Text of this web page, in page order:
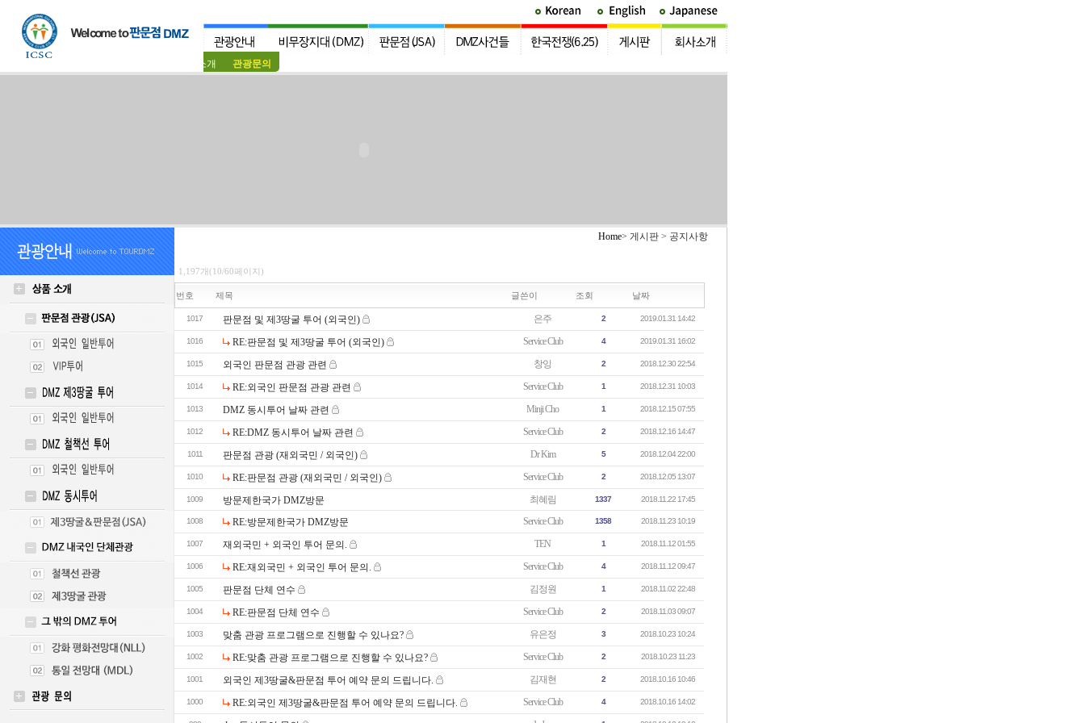
상품소개 관광문의
Home> 게시판 > 공지사항
1,197개(10/60페이지)
번호 제목 글쓴이 조회 날짜
1017 판문점 및 제3땅굴 투어 (외국인) 은주 2 2019.01.31 14:42
1016 RE:판문점 및 제3땅굴 투어 (외국인) Service Club 4 2019.01.31 16:02
1015 외국인 판문점 관광 관련 창잉 2 2018.12.30 22:54
1014 RE:외국인 판문점 관광 관련 Service Club 1 2018.12.31 10:03
1013 DMZ 동시투어 날짜 관련 Minji Cho 1 2018.12.15 07:55
1012 RE:DMZ 동시투어 날짜 관련 Service Club 2 2018.12.16 14:47
1011 판문점 관광 (재외국민 / 외국인) Dr Kim 5 2018.12.04 22:00
1010 RE:판문점 관광 (재외국민 / 외국인) Service Club 2 2018.12.05 13:07
1009 방문제한국가 DMZ방문 최혜림 1337 2018.11.22 17:45
1008 RE:방문제한국가 DMZ방문 Service Club 1358 2018.11.23 10:19
1007 재외국민 + 외국인 투어 문의. TEN 1 2018.11.12 01:55
1006 RE:재외국민 + 외국인 투어 문의. Service Club 4 2018.11.12 09:47
1005 판문점 단체 연수 김정원 1 2018.11.02 22:48
1004 RE:판문점 단체 연수 Service Club 2 2018.11.03 09:07
1003 맞춤 관광 프로그램으로 진행할 수 있나요? 유은정 3 2018.10.23 10:24
1002 RE:맞춤 관광 프로그램으로 진행할 수 있나요? Service Club 2 2018.10.23 11:23
1001 외국인 제3땅굴&판문점 투어 예약 문의 드립니다. 김재현 2 2018.10.16 10:46
1000 RE:외국인 제3땅굴&판문점 투어 예약 문의 드립니다. Service Club 4 2018.10.16 14:02